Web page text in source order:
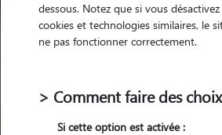
dessous. Notez que si vous
cookies et technologies similaires, le
ne pas fonctionner correctement.
> Comment faire des choix
Si cette option est activée :